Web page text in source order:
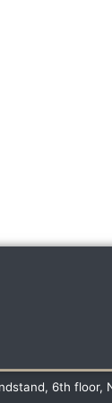
6th floor,